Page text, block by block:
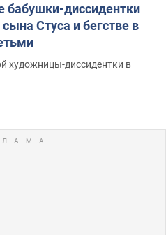
бабушки-диссидентки
Стуса и бегстве в
художницы-диссидентки в